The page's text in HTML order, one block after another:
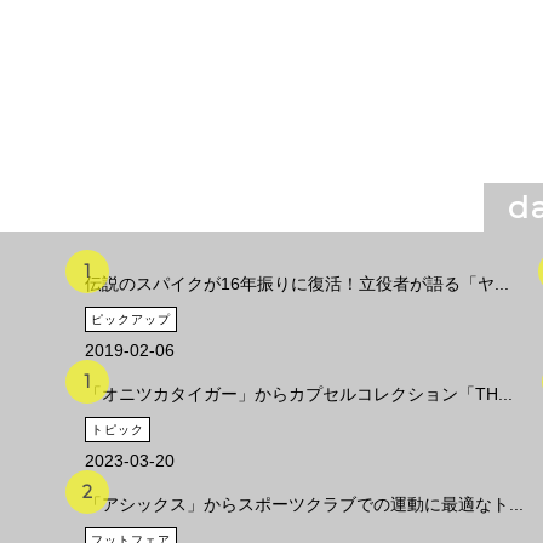
伝説のスパイクが16年振りに復活！立役者が語る「ヤ...
ピックアップ
2019-02-06
「オニツカタイガー」からカプセルコレクション「TH...
トピック
2023-03-20
「アシックス」からスポーツクラブでの運動に最適なト...